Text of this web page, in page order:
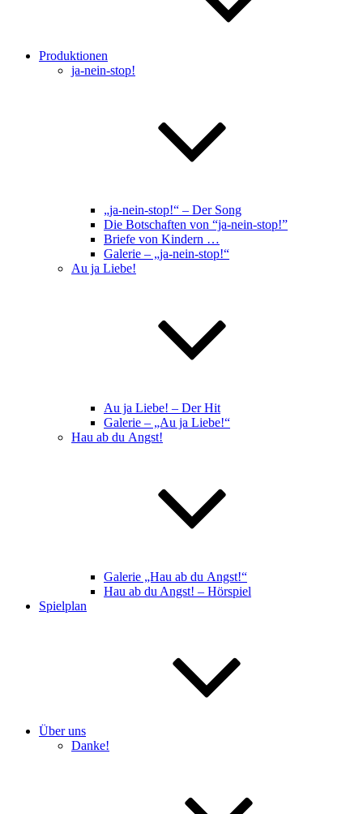
Produktionen
ja-nein-stop!
„ja-nein-stop!“ – Der Song
Die Botschaften von “ja-nein-stop!”
Briefe von Kindern …
Galerie – „ja-nein-stop!“
Au ja Liebe!
Au ja Liebe! – Der Hit
Galerie – „Au ja Liebe!“
Hau ab du Angst!
Galerie „Hau ab du Angst!“
Hau ab du Angst! – Hörspiel
Spielplan
Über uns
Danke!